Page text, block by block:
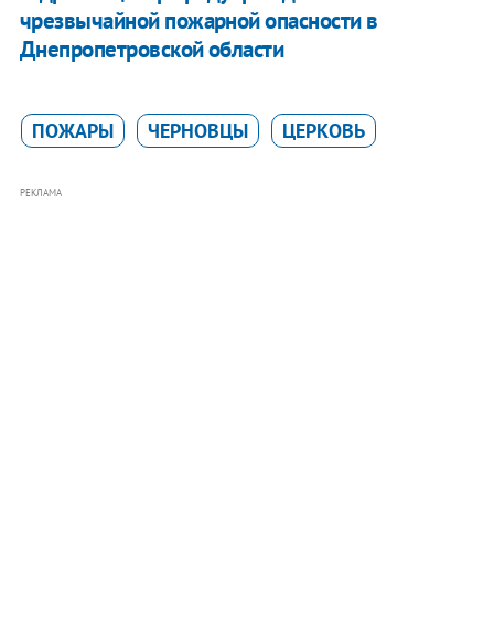
чрезвычайной пожарной опасности в
Днепропетровской области
ПОЖАРЫ ЧЕРНОВЦЫ ЦЕРКОВЬ
РЕКЛАМА